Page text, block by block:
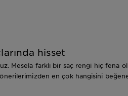
hisset
Mesela farklı bir saç rengi hiç fena
en çok hangisini